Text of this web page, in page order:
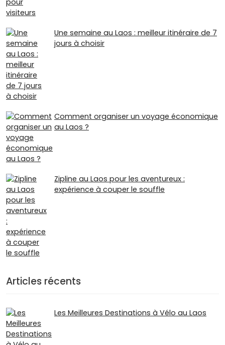
Une semaine au Laos : meilleur itinéraire de 7
jours à choisir
Comment organiser un voyage économique
au Laos ?
Zipline au Laos pour les aventureux :
expérience à couper le souffle
Articles récents
Les Meilleures Destinations à Vélo au Laos